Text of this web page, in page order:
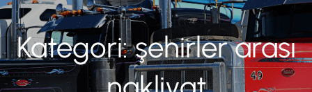
Kategori:şehirler arası